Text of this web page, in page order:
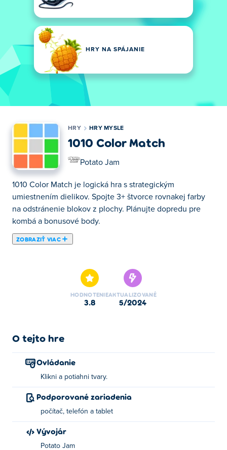
HRY NA SPÁJANIE
HRY HRY MYSLE
1010 Color Match
Potato Jam
1010 Color Match je logická hra s strategickým
umiestnením dielikov. Spojte 3+ štvorce rovnakej farby
na odstránenie blokov z plochy. Plánujte dopredu pre
kombá a bonusové body.
ZOBRAZIŤ VIAC
HODNOTENIE
3.8
AKTUALIZOVANÉ
5/2024
O tejto hre
Ovládanie
Klikni a potiahni tvary.
Podporované zariadenia
počítač, telefón a tablet
Vývojár
Potato Jam